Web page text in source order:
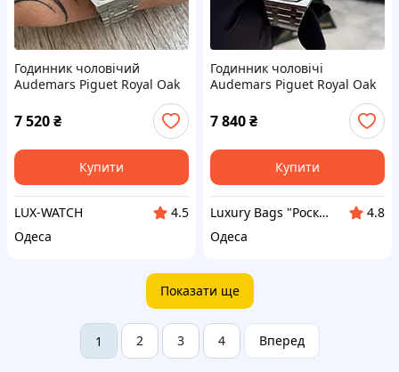
Годинник чоловічий
Audemars Piguet Royal Oak
7 520₴
Купити
LUX-WATCH
4.5
Одеса
Годинник чоловічі
Audemars Piguet Royal Oak
7 840₴
Купити
Luxury Bags "Роскошные сумки"
4.8
Одеса
Показати ще
1 2 3 4 Вперед